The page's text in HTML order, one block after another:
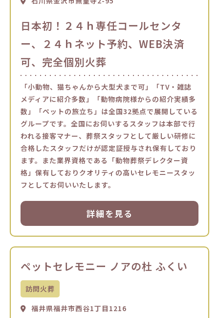
日本初！２４ｈ専任コールセンタ
ー、２４ｈネット予約、WEB決済
可、完全個別火葬
「小動物、猫ちゃんから大型犬まで可」「TV・雑誌
メディアに紹介多数」「動物病院様からの紹介実績多
数」「ペットの旅立ち」は全国32拠点で展開している
グループです。全国にお伺いするスタッフは本部で行
われる接客マナー、葬祭スタッフとして厳しい研修に
合格したスタッフだけが認定証授与され保有しており
ます。また業界資格である「動物葬祭デレクター資
格」保有しておりクオリティの高いセレモニースタッ
フとしてお伺いいたします。
詳細を見る
ペットセレモニー ノアの杜 ふくい
訪問火葬
福井県福井市西谷1丁目1216